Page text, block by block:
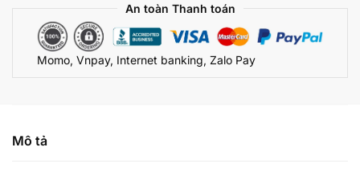
lượng
An toàn Thanh toán
Momo, Vnpay, Internet banking, Zalo Pay
Mô tả